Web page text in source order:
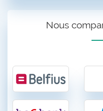
Nous